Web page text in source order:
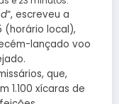
“, escreveu a
(horário local),
lançado voo
que,
1.100 xícaras de